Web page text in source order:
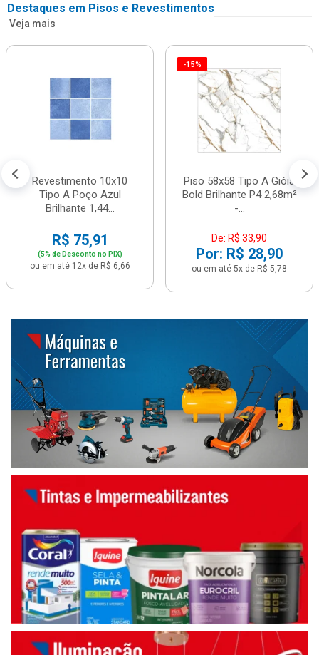
Destaques em Pisos e Revestimentos
Veja mais
Revestimento 10x10
Tipo A Poço Azul
Brilhante 1,44...
R$ 75,91
(5% de Desconto no PIX)
ou em até 12x de R$ 6,66
-15%
Piso 58x58 Tipo A Gióia
Bold Brilhante P4 2,68m²
-...
De: R$ 33,90
Por: R$ 28,90
ou em até 5x de R$ 5,78